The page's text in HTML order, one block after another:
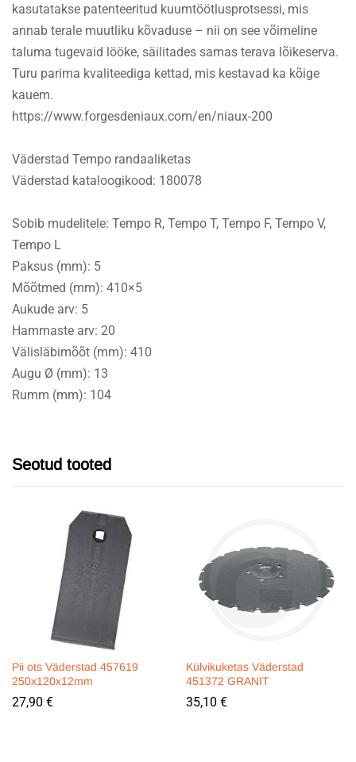
kasutatakse patenteeritud kuumtöötlusprotsessi, mis
annab terale muutliku kõvaduse – nii on see võimeline
taluma tugevaid lööke, säilitades samas terava lõikeserva.
Turu parima kvaliteediga kettad, mis kestavad ka kõige
kauem.
https://www.forgesdeniaux.com/en/niaux-200
Väderstad Tempo randaaliketas
Väderstad kataloogikood: 180078
Sobib mudelitele: Tempo R, Tempo T, Tempo F, Tempo V,
Tempo L
Paksus (mm): 5
Mõõtmed (mm): 410×5
Aukude arv: 5
Hammaste arv: 20
Välisläbimõõt (mm): 410
Augu Ø (mm): 13
Rumm (mm): 104
Seotud tooted
Pii ots Väderstad 457619
250x120x12mm
27,90 €
Külvikuketas Väderstad
451372 GRANIT
35,10 €